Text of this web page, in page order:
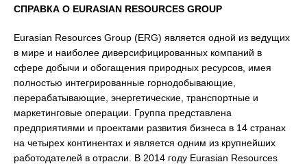
СПРАВКА О EURASIAN RESOURCES GROUP
Eurasian Resources Group (ERG) является одной из ведущих
в мире и наиболее диверсифицированных компаний в
сфере добычи и обогащения природных ресурсов, имея
полностью интегрированные горнодобывающие,
перерабатывающие, энергетические, транспортные и
маркетинговые операции. Группа представлена
предприятиями и проектами развития бизнеса в 14 странах
на четырех континентах и является одним из крупнейших
работодателей в отрасли. В 2014 году Eurasian Resources